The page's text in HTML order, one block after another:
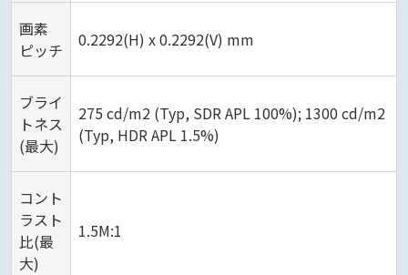
画素
ピッチ
0.2292(H) x 0.2292(V) mm
ブライ
トネス
(最大)
275 cd/m2 (Typ, SDR APL 100%); 1300 cd/m2
(Typ, HDR APL 1.5%)
コント
ラスト
比(最
大)
1.5M:1